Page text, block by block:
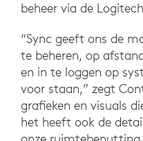
beheer via de
“Sync geeft ons de
te beheren, op
en in te loggen op
voor staan,” zegt
grafieken en visuals
het heeft ook de